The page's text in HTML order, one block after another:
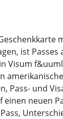
ist Passes
Visum
Pass- und
einen neuen